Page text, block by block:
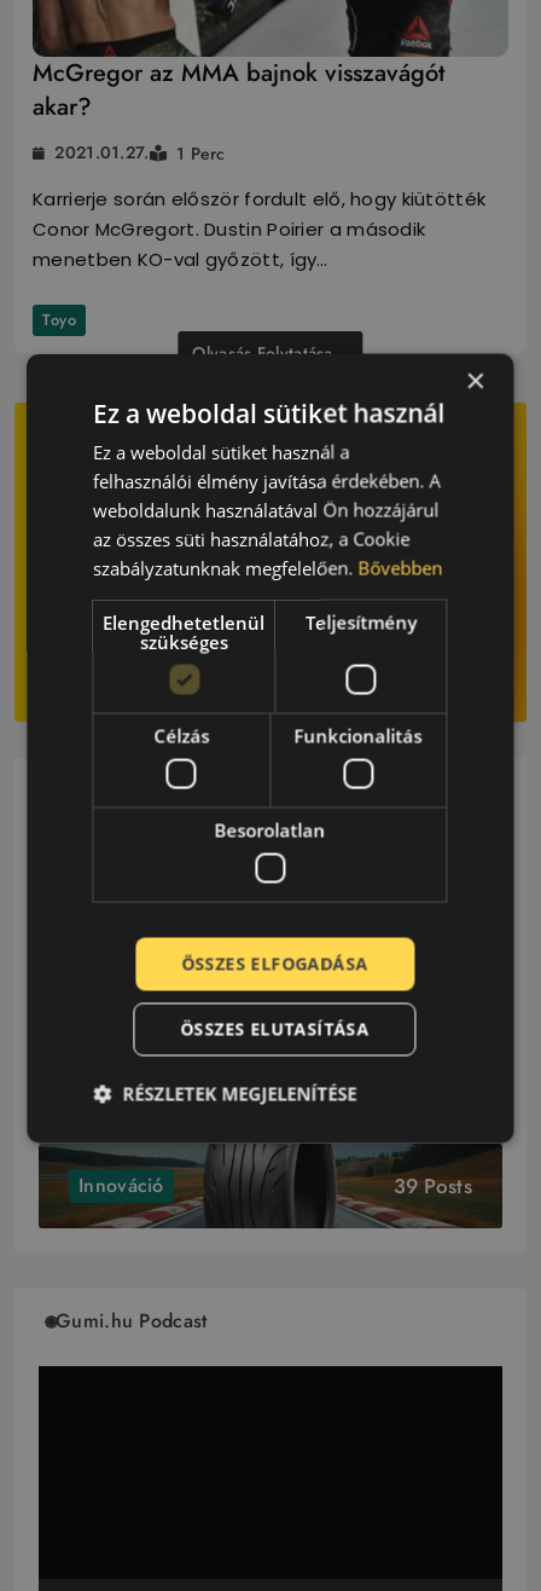
McGregor az MMA bajnok visszavágót
akar?
2021.01.27. 1 Perc
Karrierje során először fordult elő, hogy kiütötték
Conor McGregort. Dustin Poirier a második
menetben KO-val győzött, így…
Toyo
Olvasás Folytatása...
Kategóriagyűjtemény
Érdekesség 46 Posts
Gumitesztek
Innováció 39 Posts
Gumi.hu Podcast
×
Ez a weboldal sütiket használ
Ez a weboldal sütiket használ a
felhasználói élmény javítása érdekében. A
weboldalunk használatával Ön hozzájárul
az összes süti használatához, a Cookie
szabályzatunknak megfelelően. Bővebben
Elengedhetetlenül
szükséges
Teljesítmény
Célzás Funkcionalitás
Besorolatlan
ÖSSZES ELFOGADÁSA
ÖSSZES ELUTASÍTÁSA
RÉSZLETEK MEGJELENÍTÉSE